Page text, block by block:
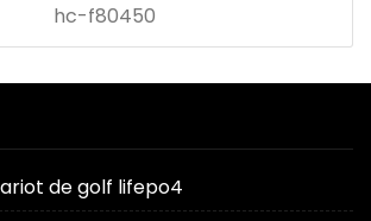
hc-f80450
de golf lifepo4